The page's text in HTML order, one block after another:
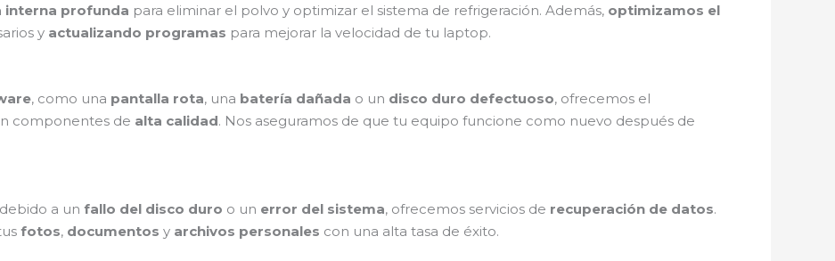
interna profunda para eliminar el polvo y optimizar el sistema de refrigeración. Además, optimizamos el
y actualizando programas para mejorar la velocidad de tu laptop.
, como una pantalla rota, una batería dañada o un disco duro defectuoso, ofrecemos el
componentes de alta calidad. Nos aseguramos de que tu equipo funcione como nuevo después de
debido a un fallo del disco duro o un error del sistema, ofrecemos servicios de recuperación de datos.
fotos, documentos y archivos personales con una alta tasa de éxito.